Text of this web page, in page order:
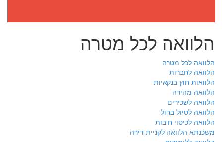
הלוואה לכל מטרה
הלוואה לכל מטרה
הלוואה לחברות
הלוואות חוץ בנקאיות
הלוואה מהירה
הלוואה לשכירים
הלוואה לטיול בחול
הלוואה לכיסוי חובות
משכנתא הלוואה לקניית דירה